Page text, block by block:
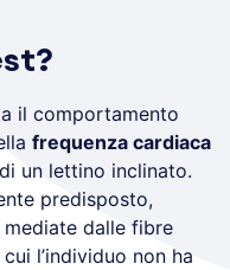
il comportamento
frequenza cardiaca
un lettino inclinato.
predisposto,
dalle fibre
l’individuo non ha